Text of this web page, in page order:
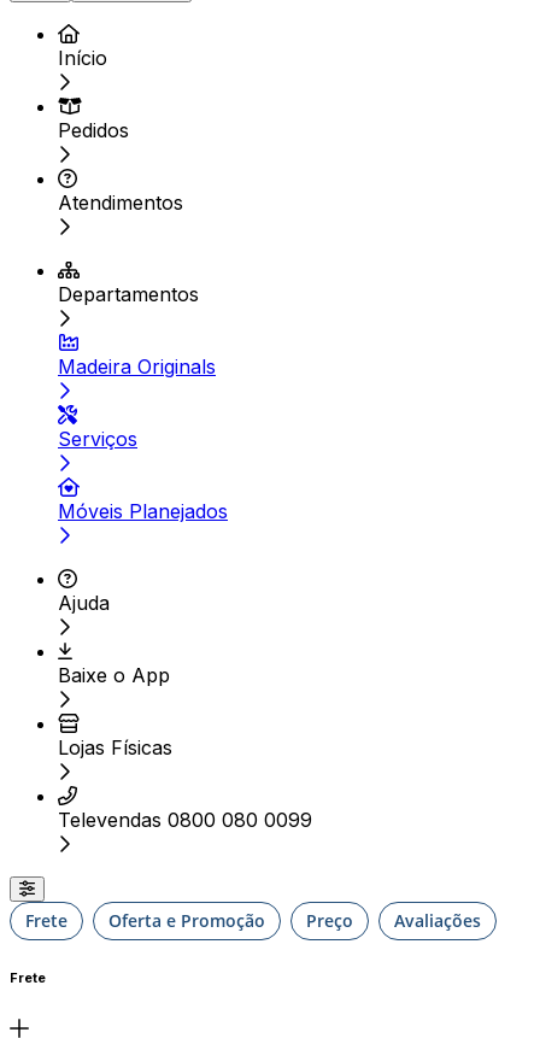
Início
Pedidos
Atendimentos
Departamentos
Madeira Originals
Serviços
Móveis Planejados
Ajuda
Baixe o App
Lojas Físicas
Televendas 0800 080 0099
Frete Oferta e Promoção Preço Avaliações
Frete